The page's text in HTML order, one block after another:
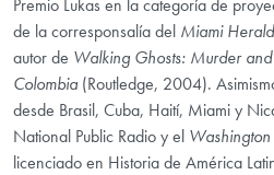
de la corresponsalía del Miami Herald
autor de Walking Ghosts: Murder
Colombia (Routledge, 2004).
desde Brasil, Cuba, Haití, Miami y
National Public Radio y el Washington
licenciado en Historia de América